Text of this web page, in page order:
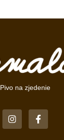
Pivo na zjedenie